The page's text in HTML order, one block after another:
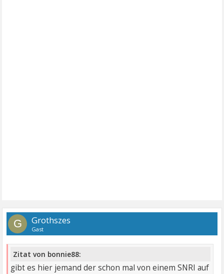
G Grothszes
Gast
Zitat von bonnie88:
gibt es hier jemand der schon mal von einem SNRI auf